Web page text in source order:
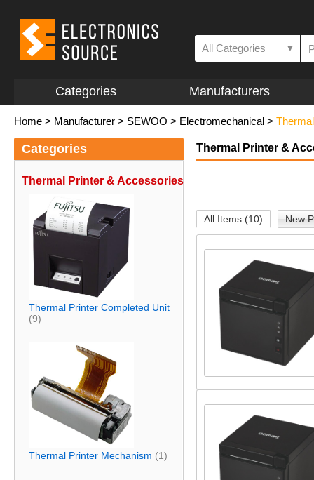
All Categories ▼
Categories Manufacturers
Home > Manufacturer > SEWOO > Electromechanical >
Categories
Thermal Printer & Accessories
Thermal Printer Completed Unit
(9)
Thermal Printer Mechanism (1)
Thermal Printer &
All Items (10) New